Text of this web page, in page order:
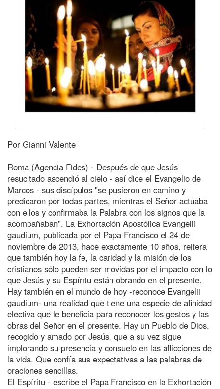
Por Gianni Valente
Roma (Agencia Fides) - Después de que Jesús
resucitado ascendió al cielo - así dice el Evangelio de
Marcos - sus discípulos "se pusieron en camino y
predicaron por todas partes, mientras el Señor actuaba
con ellos y confirmaba la Palabra con los signos que la
acompañaban". La Exhortación Apostólica Evangelii
gaudium, publicada por el Papa Francisco el 24 de
noviembre de 2013, hace exactamente 10 años, reitera
que también hoy la fe, la caridad y la misión de los
cristianos sólo pueden ser movidas por el impacto con lo
que Jesús y su Espíritu están obrando en el presente.
Hay también en el mundo de hoy -reconoce Evangelii
gaudium- una realidad que tiene una especie de afinidad
electiva que le beneficia para reconocer los gestos y las
obras del Señor en el presente. Hay un Pueblo de Dios,
recogido y amado por Jesús, que a su vez sigue
implorando su presencia y consuelo en las aflicciones de
la vida. Que confía sus expectativas a las palabras de
oraciones sencillas.
El Espíritu - escribe el Papa Francisco en la Exhortación